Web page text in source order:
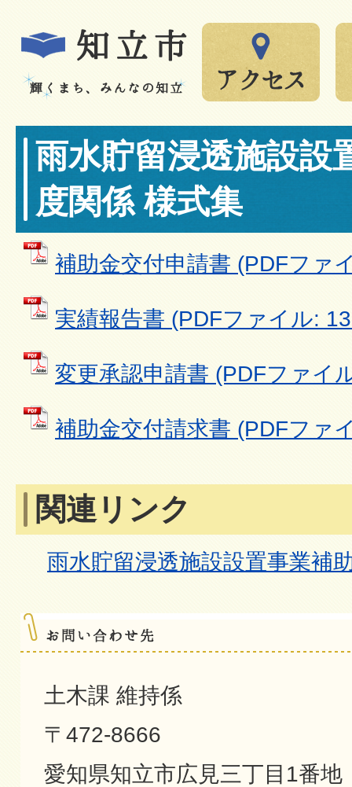
雨水貯留浸透施設設
度関係 様式集
補助金交付申請書 (PDFファ
実績報告書 (PDFファイル:
変更承認申請書 (PDFファイ
補助金交付請求書 (PDFファ
関連リンク
雨水貯留浸透施設設置事業補
土木課 維持係
〒472-8666
愛知県知立市広見三丁目1番地